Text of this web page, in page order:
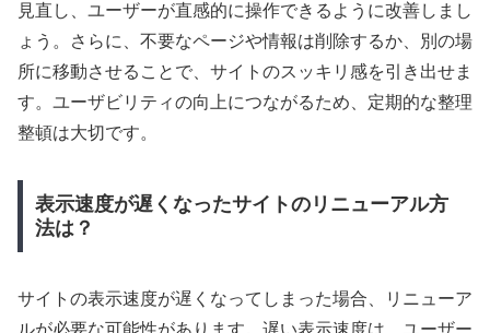
見直し、ユーザーが直感的に操作できるように改善しまし
ょう。さらに、不要なページや情報は削除するか、別の場
所に移動させることで、サイトのスッキリ感を引き出せま
す。ユーザビリティの向上につながるため、定期的な整理
整頓は大切です。
表示速度が遅くなったサイトのリニューアル方
法は？
サイトの表示速度が遅くなってしまった場合、リニューア
ルが必要な可能性があります。遅い表示速度は、ユーザー